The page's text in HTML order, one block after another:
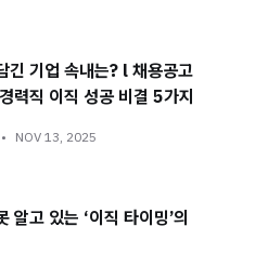
긴 기업 속내는? l 채용공고
력직 이직 성공 비결 5가지
NOV 13, 2025
알고 있는 ‘이직 타이밍’의